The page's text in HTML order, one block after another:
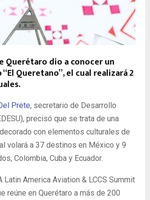
Querétaro dio a conocer un
Queretano”, el cual realizará 2
Prete, secretario de Desarrollo
precisó que se trata de una
con elementos culturales de
volará a 37 destinos en México y 9
Colombia, Cuba y Ecuador.
Latin America Aviation & LCCS Summit
reúne en Querétaro a más de 200